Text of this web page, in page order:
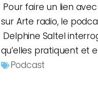
Pour faire un lien
sur Arte radio, le
Delphine Saltel
qu’elles pratiquent et
Podcast